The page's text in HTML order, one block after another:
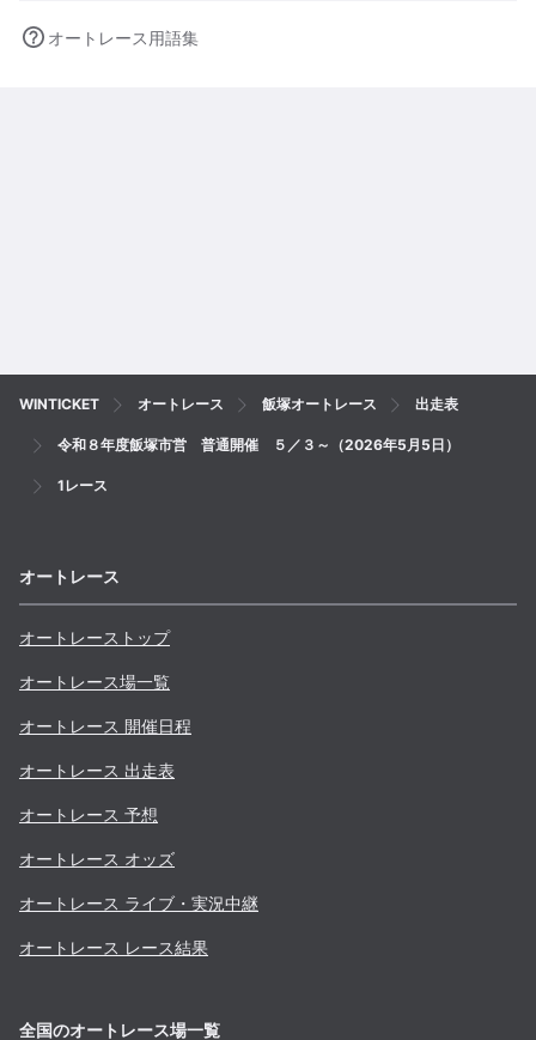
オートレース用語集
WINTICKET オートレース 飯塚オートレース 出走表
令和８年度飯塚市営 普通開催 ５／３～（2026年5月5日）
1レース
オートレース
オートレーストップ
オートレース場一覧
オートレース 開催日程
オートレース 出走表
オートレース 予想
オートレース オッズ
オートレース ライブ・実況中継
オートレース レース結果
全国のオートレース場一覧